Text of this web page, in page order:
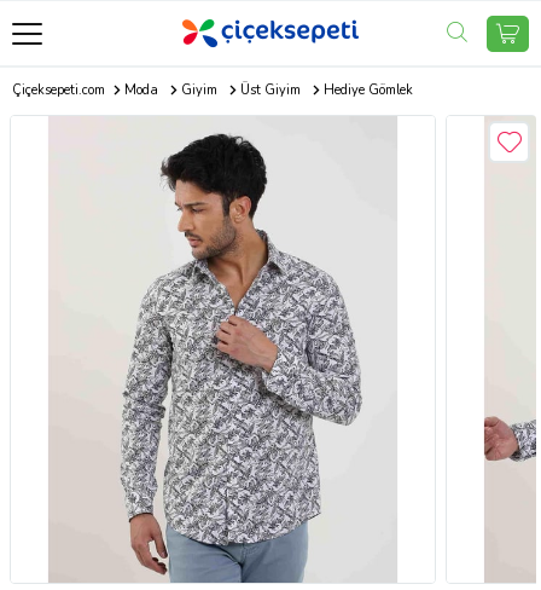
Çiçeksepeti.com Moda Giyim Üst Giyim Hediye Gömlek